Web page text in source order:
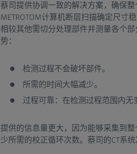
蔡司提供协调一致的解决方案，确保
METROTOM计算机断层扫描确定尺寸
相较其他需切分处理部件并测量各个
势：
检测过程不会破坏部件。
所需的时间大幅减少。
过程可靠：在检测过程范围内无
提供的信息量更大，因为能够采集到
少所需的校正循环次数。蔡司的CT系统